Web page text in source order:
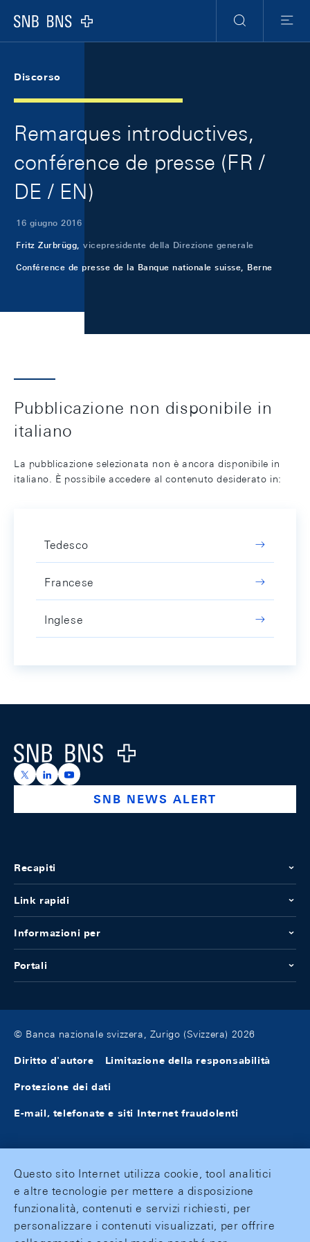
Logo
Ricerca
Menu
Discorso
Remarques introductives,
conférence de presse (FR /
DE / EN)
16 giugno 2016
Fritz Zurbrügg, vicepresidente della Direzione generale
Conférence de presse de la Banque nationale suisse, Berne
Pubblicazione non disponibile in
italiano
La pubblicazione selezionata non è ancora disponibile in
italiano. È possibile accedere al contenuto desiderato in:
Tedesco
Francese
Inglese
Logo
https://x.com/snb_bns
https://ch.linkedin.com/company/swiss-national-
https://www.youtube.com/@swissnationalbank
SNB NEWS ALERT
Recapiti
Link rapidi
Informazioni per
Portali
© Banca nazionale svizzera, Zurigo (Svizzera) 2026
Diritto d'autore Limitazione della responsabilità
Protezione dei dati
E-mail, telefonate e siti Internet fraudolenti
Questo sito Internet utilizza cookie, tool analitici
e altre tecnologie per mettere a disposizione
funzionalità, contenuti e servizi richiesti, per
personalizzare i contenuti visualizzati, per offrire